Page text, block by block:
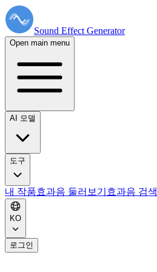
Sound Effect Generator
Open main menu
AI 모델
도구
내 작품효과음 둘러보기 효과음 검색
KO
로그인